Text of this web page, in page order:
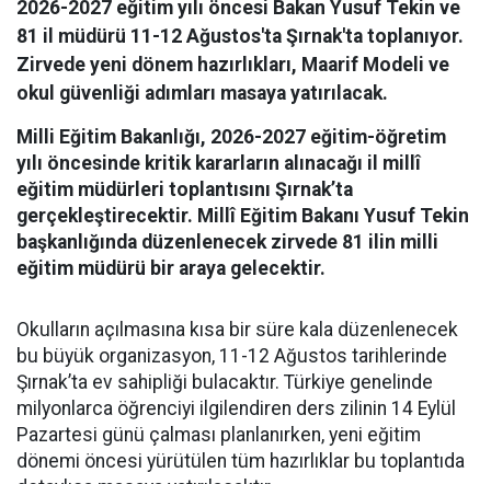
2026-2027 eğitim yılı öncesi Bakan Yusuf Tekin ve
81 il müdürü 11-12 Ağustos'ta Şırnak'ta toplanıyor.
Zirvede yeni dönem hazırlıkları, Maarif Modeli ve
okul güvenliği adımları masaya yatırılacak.
Milli Eğitim Bakanlığı, 2026-2027 eğitim-öğretim
yılı öncesinde kritik kararların alınacağı il millî
eğitim müdürleri toplantısını Şırnak’ta
gerçekleştirecektir. Millî Eğitim Bakanı Yusuf Tekin
başkanlığında düzenlenecek zirvede 81 ilin milli
eğitim müdürü bir araya gelecektir.
Okulların açılmasına kısa bir süre kala düzenlenecek
bu büyük organizasyon, 11-12 Ağustos tarihlerinde
Şırnak’ta ev sahipliği bulacaktır. Türkiye genelinde
milyonlarca öğrenciyi ilgilendiren ders zilinin 14 Eylül
Pazartesi günü çalması planlanırken, yeni eğitim
dönemi öncesi yürütülen tüm hazırlıklar bu toplantıda